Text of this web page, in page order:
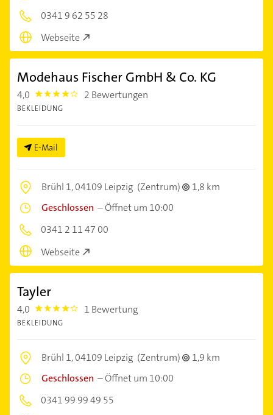
0341 9 62 55 28
Webseite
Modehaus Fischer GmbH & Co. KG
4,0 4.0 2 Bewertungen
BEKLEIDUNG
E-Mail
Brühl 1,04109 Leipzig (Zentrum)
1,8 km
Geschlossen –Öffnet um 10:00
0341 2 11 47 00
Webseite
Tayler
4,0 4.0 1 Bewertung
BEKLEIDUNG
Brühl 1,04109 Leipzig (Zentrum)
1,9 km
Geschlossen –Öffnet um 10:00
0341 99 99 49 55